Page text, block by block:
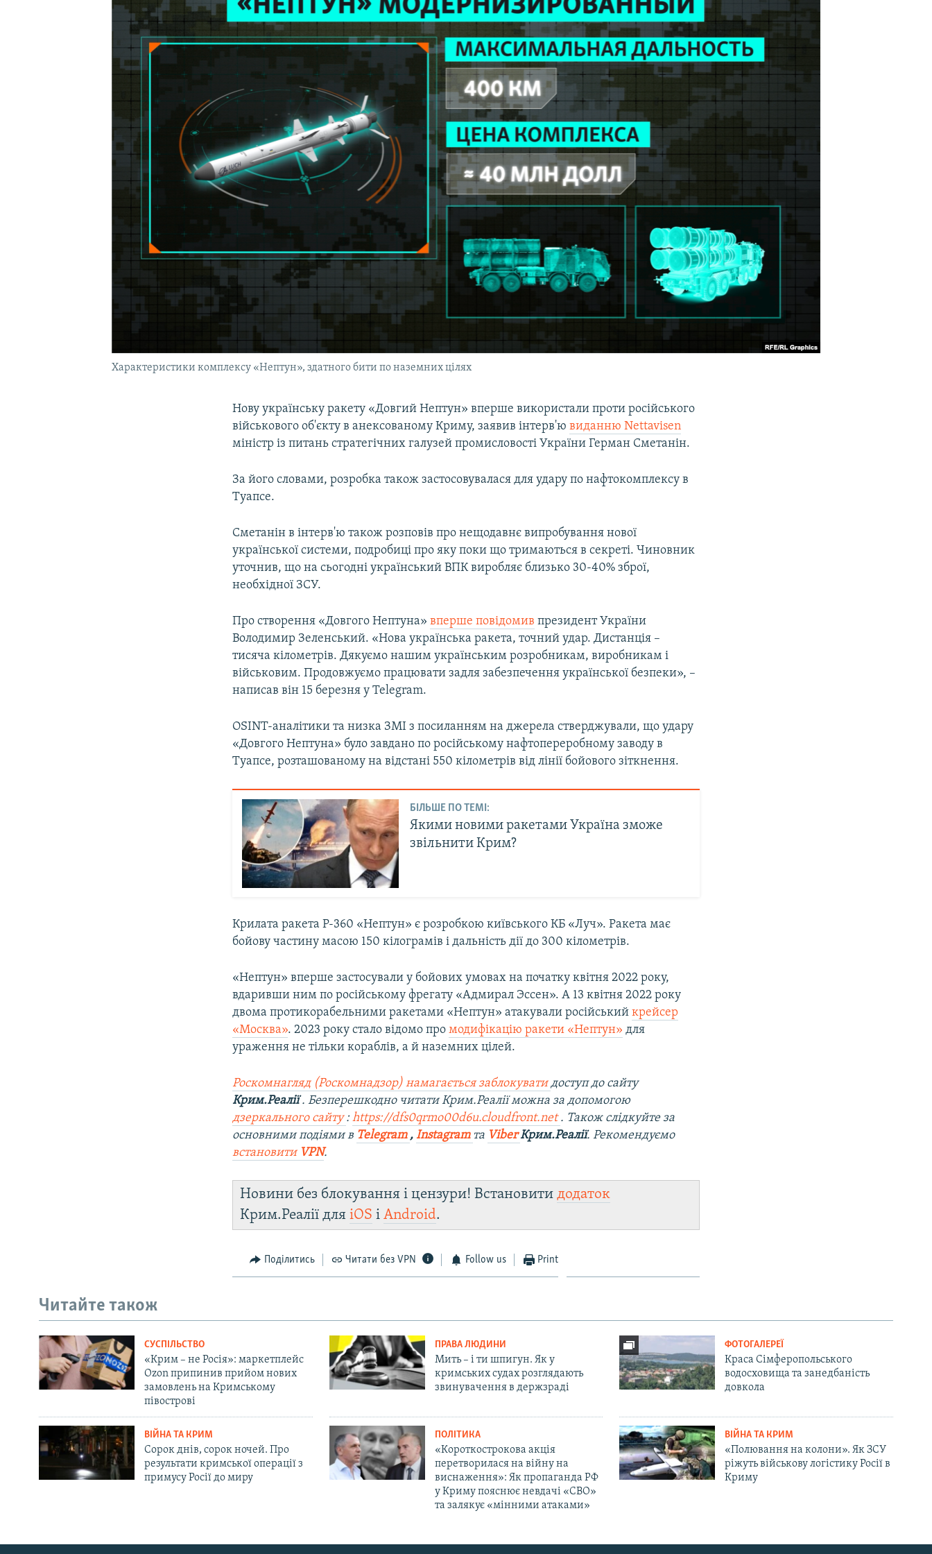
УКРАЇНСЬКА ПРОБЛЕМА КРИМУ
Русский
Характеристики комплексу «Нептун», здатного бити по наземних цілях
Нову українську ракету «Довгий Нептун» вперше використали проти російського
військового об'єкту в анексованому Криму, заявив інтерв'ювиданню Nettavisen
міністр із питань стратегічних галузей промисловості України Герман Сметанін.
За його словами, розробка також застосовувалася для удару по нафтокомплексу в
Туапсе.
Сметанін в інтерв'ю також розповів про нещодавнє випробування нової
української системи, подробиці про яку поки що тримаються в секреті. Чиновник
уточнив, що на сьогодні український ВПК виробляє близько 30-40% зброї,
необхідної ЗСУ.
Про створення «Довгого Нептуна»вперше повідомив президент України
Володимир Зеленський. «Нова українська ракета, точний удар. Дистанція –
тисяча кілометрів. Дякуємо нашим українським розробникам, виробникам і
військовим. Продовжуємо працювати задля забезпечення української безпеки», –
написав він 15 березня у Telegram.
OSINT-аналітики та низка ЗМІ з посиланням на джерела стверджували, що удару
«Довгого Нептуна» було завдано по російському нафтопереробному заводу в
Туапсе, розташованому на відстані 550 кілометрів від лінії бойового зіткнення.
БІЛЬШЕ ПО ТЕМІ:
Якими новими ракетами Україна зможе
звільнити Крим?
Крилата ракета Р-360 «Нептун» є розробкою київського КБ «Луч». Ракета має
бойову частину масою 150 кілограмів і дальність дії до 300 кілометрів.
«Нептун» вперше застосували у бойових умовах на початку квітня 2022 року,
вдаривши ним по російському фрегату «Адмирал Эссен». А 13 квітня 2022 року
двома протикорабельними ракетами «Нептун» атакували російськийкрейсер
«Москва». 2023 року стало відомо промодифікацію ракети «Нептун» для
ураження не тільки кораблів, а й наземних цілей.
Роскомнагляд (Роскомнадзор) намагається заблокувати доступ до сайту
Крим.Реалії. Безперешкодно читати Крим.Реалії можна за допомогою
дзеркального сайту :https://dfs0qrmo00d6u.cloudfront.net . Також слідкуйте за
основними подіями в Telegram ,Instagram та Viber Крим.Реалії. Рекомендуємо
встановити VPN.
Новини без блокування і цензури! Встановитидодаток
Крим.Реалії дляiOS іAndroid.
Поділитись Читати без VPN Follow us Print
Читайте також
СУСПІЛЬСТВО
«Крим – не Росія»: маркетплейс
Ozon припинив прийом нових
замовлень на Кримському
півострові
ПРАВА ЛЮДИНИ
Мить – і ти шпигун. Як у
кримських судах розглядають
звинувачення в держзраді
ФОТОГАЛЕРЕЇ
Краса Сімферопольського
водосховища та занедбаність
довкола
ВІЙНА ТА КРИМ
Сорок днів, сорок ночей. Про
результати кримської операції з
примусу Росії до миру
ПОЛІТИКА
«Короткострокова акція
перетворилася на війну на
виснаження»: Як пропаганда РФ
у Криму пояснює невдачі «СВО»
та залякує «мінними атаками»
ВІЙНА ТА КРИМ
«Полювання на колони». Як ЗСУ
ріжуть військову логістику Росії в
Криму